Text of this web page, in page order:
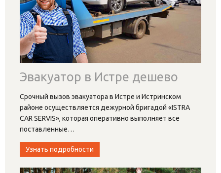
Эвакуатор в Истре дешево
Срочный вызов эвакуатора в Истре и Истринском
районе осуществляется дежурной бригадой «ISTRA
CAR SERVIS», которая оперативно выполняет все
поставленные…
Узнать подробности